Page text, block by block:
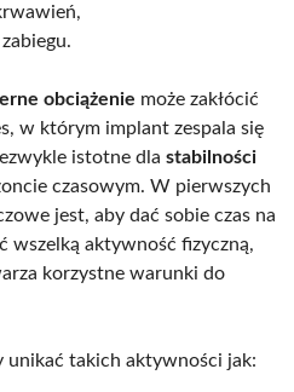
obciążenie może zakłócić
w którym implant zespala się
istotne dla stabilności
czasowym. W pierwszych
jest, aby dać sobie czas na
wszelką aktywność fizyczną,
korzystne warunki do
takich aktywności jak: